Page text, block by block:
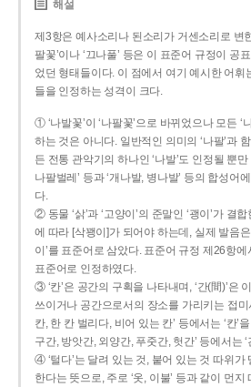
해설
제3항은 예사소리나 된소리가 거센소리로 변
팔꽃’이나 ‘끄나풀’ 등은 이 표준어 규정이 공
었던 형태들이다. 이 점에서 여기 예시한 어휘
들을 인정하는 성격이 크다.
① ‘나발꽃’이 ‘나팔꽃’으로 바뀌었으나 모든 ‘
하는 것은 아니다. 일반적인 의미의 ‘나팔’과
든 전통 관악기의 하나인 ‘나발’도 인정될 뿐
나팔벌레’ 등과 ‘개나발, 병나발’ 등의 합성어
다.
② 동물 ‘삵’과 ‘고양이’의 준말인 ‘괭이’가 결
에 따라 [삭꽹이]가 되어야 하는데, 실제 발음
이’를 표준어로 삼았다. 표준어 규정 제26항에
표준어로 인정하였다.
③ ‘칸’은 공간의 구획을 나타내며, ‘간(間)’은
쓰이거나 공간으로서의 장소를 가리키는 접미
칸, 한 칸 벌리다, 비어 있는 칸’ 등에서는 ‘칸’
구간, 방앗간, 외양간, 푸줏간, 헛간’ 등에서는 ‘
④ ‘털다’는 달려 있는 것, 붙어 있는 것 따위
한다는 뜻으로, 주로 ‘옷, 이불’ 등과 같이 먼